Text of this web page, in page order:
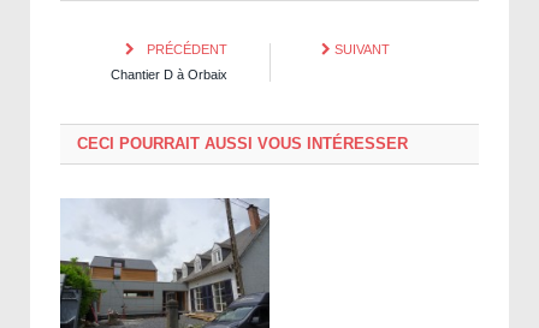
PRÉCÉDENT
Chantier D à Orbaix
SUIVANT
CECI POURRAIT AUSSI VOUS INTÉRESSER